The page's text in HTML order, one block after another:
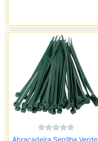
Abracadeira Serrilha Verde